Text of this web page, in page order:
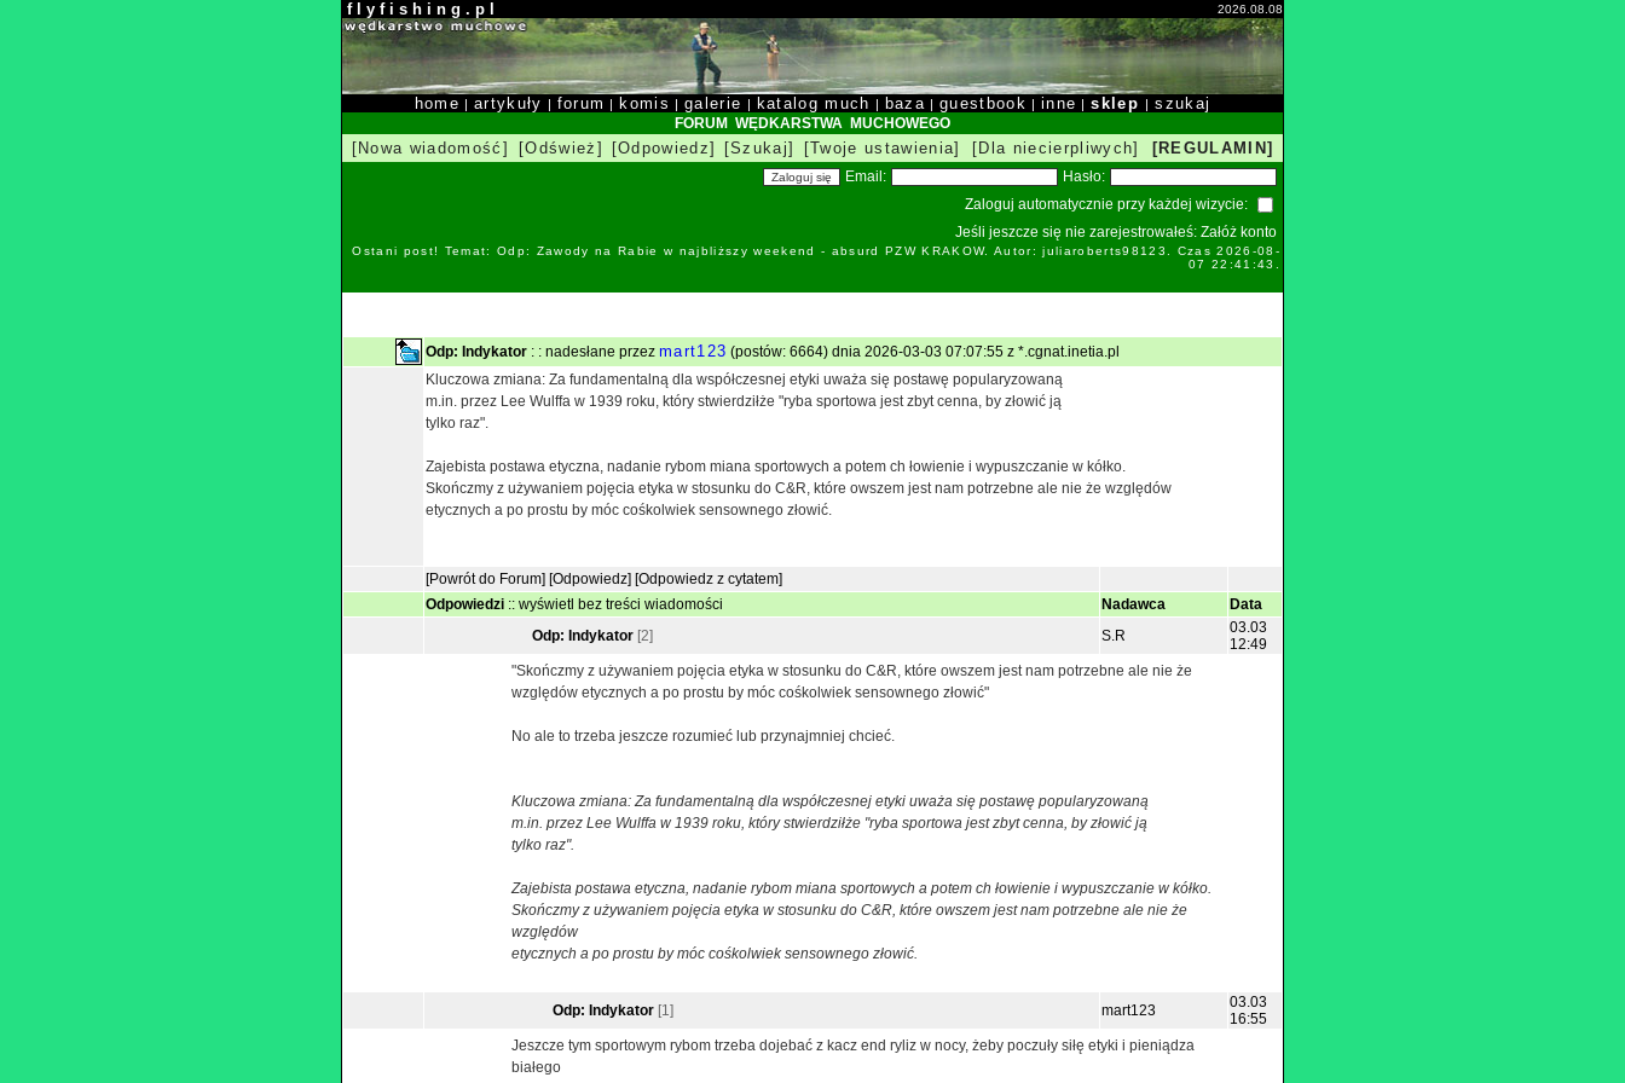
f l y f i s h i n g . p l 2026.08.08
home |artykuły | forum | komis |galerie | katalog much | baza | guestbook | inne |sklep |szukaj
FORUM WĘDKARSTWA MUCHOWEGO
[Nowa wiadomość] [Odśwież] [Odpowiedz] [Szukaj] [Twoje ustawienia] [Dla niecierpliwych] [REGULAMIN]
Email:
Hasło:
Zaloguj automatycznie przy każdej wizycie:
Jeśli jeszcze się nie zarejestrowałeś: Załóż konto
Ostani post! Temat: Odp: Zawody na Rabie w najbliższy weekend - absurd PZW KRAKOW. Autor: juliaroberts98123. Czas 2026-08-
07 22:41:43.
Odp: Indykator : : nadesłane przez mart123 (postów: 6664) dnia 2026-03-03 07:07:55 z *.cgnat.inetia.pl
Kluczowa zmiana: Za fundamentalną dla współczesnej etyki uważa się postawę popularyzowaną
m.in. przez Lee Wulffa w 1939 roku, który stwierdziłże "ryba sportowa jest zbyt cenna, by złowić ją
tylko raz".
Zajebista postawa etyczna, nadanie rybom miana sportowych a potem ch łowienie i wypuszczanie w kółko.
Skończmy z używaniem pojęcia etyka w stosunku do C&R, które owszem jest nam potrzebne ale nie że względów
etycznych a po prostu by móc cośkolwiek sensownego złowić.
[Powrót do Forum] [Odpowiedz] [Odpowiedz z cytatem]
Odpowiedzi :: wyświetl bez treści wiadomości Nadawca
Data
Odp: Indykator [2] S.R
03.03
12:49
"Skończmy z używaniem pojęcia etyka w stosunku do C&R, które owszem jest nam potrzebne ale nie że
względów etycznych a po prostu by móc cośkolwiek sensownego złowić"
No ale to trzeba jeszcze rozumieć lub przynajmniej chcieć.
Kluczowa zmiana: Za fundamentalną dla współczesnej etyki uważa się postawę popularyzowaną
m.in. przez Lee Wulffa w 1939 roku, który stwierdziłże "ryba sportowa jest zbyt cenna, by złowić ją
tylko raz".
Zajebista postawa etyczna, nadanie rybom miana sportowych a potem ch łowienie i wypuszczanie w kółko.
Skończmy z używaniem pojęcia etyka w stosunku do C&R, które owszem jest nam potrzebne ale nie że
względów
etycznych a po prostu by móc cośkolwiek sensownego złowić.
Odp: Indykator [1] mart123
03.03
16:55
Jeszcze tym sportowym rybom trzeba dojebać z kacz end ryliz w nocy, żeby poczuły siłę etyki i pieniądza
białego